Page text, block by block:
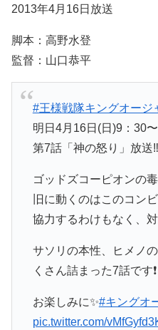
2013年4月16日放送
脚本：高野水登
監督：山口恭平
#王様戦隊キングオージ
明日4月16日(日)9：30〜
第7話「神の怒り」放送‼️
ゴッドズコーピオンの
旧に動くのはこのコンビ
協力するわけもなく、
サソリの本性、ヒメノ
くさん詰まった7話です❗️
お楽しみに✨#キングオ
pic.twitter.com/